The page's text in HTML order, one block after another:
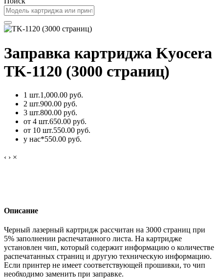
Заправка картриджа Kyocera
TK-1120 (3000 страниц)
1 шт.1,000.00 руб.
2 шт.900.00 руб.
3 шт.800.00 руб.
от 4 шт.650.00 руб.
от 10 шт.550.00 руб.
у нас*550.00 руб.
‹ › ×
Описание
Черный лазерный картридж рассчитан на 3000 страниц при
5% заполнении распечатанного листа. На картридже
установлен чип, который содержит информацию о количестве
распечатанных страниц и другую техническую информацию.
Если принтер не имеет соответствующей прошивки, то чип
необходимо заменить при заправке.